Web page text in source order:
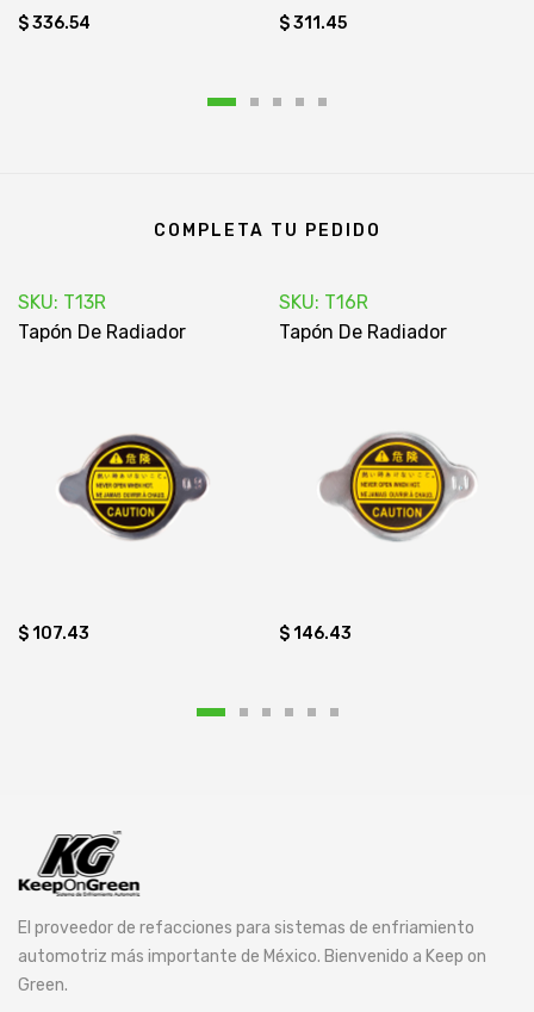
$ 336.54 $ 311.45
COMPLETA TU PEDIDO
SKU: T13R
Tapón De Radiador
$ 107.43
SKU: T16R
Tapón De Radiador
$ 146.43
El proveedor de refacciones para sistemas de enfriamiento
automotriz más importante de México. Bienvenido a Keep on
Green.